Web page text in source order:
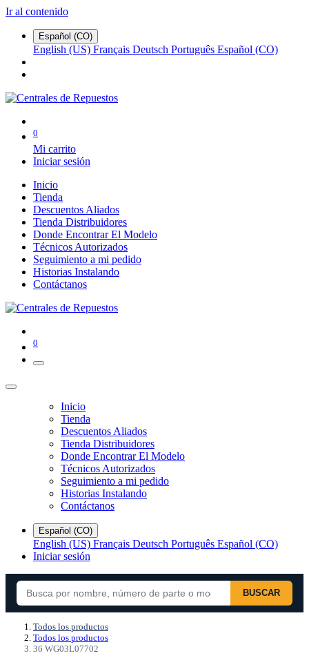
Ir al contenido
Español (CO)
English (US) Français Deutsch Português Español (CO)
0
Mi carrito
Iniciar sesión
Inicio
Tienda
Descuentos Aliados
Tienda Distribuidores
Donde Encontrar El Modelo
Técnicos Autorizados
Seguimiento a mi pedido
Historias Instalando
Contáctanos
0
Inicio
Tienda
Descuentos Aliados
Tienda Distribuidores
Donde Encontrar El Modelo
Técnicos Autorizados
Seguimiento a mi pedido
Historias Instalando
Contáctanos
Español (CO)
English (US) Français Deutsch Português Español (CO)
Iniciar sesión
BUSCAR
Todos los productos
Todos los productos
36 WG03L07702